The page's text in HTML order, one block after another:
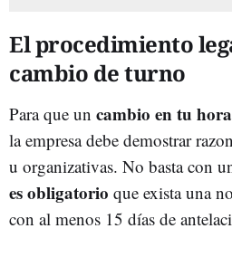
El procedimiento
cambio de turno
Para que un cambio en tu
la empresa debe demostrar
u organizativas. No basta con
es obligatorio que exista una
con al menos 15 días de